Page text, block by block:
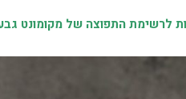
לרשימת התפוצה של מקומונט